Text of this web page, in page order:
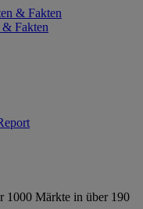
& Fakten
Fakten
1000 Märkte in über 190